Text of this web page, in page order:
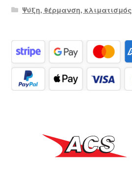
Ψύξη, θέρμανση, κλιματισμός